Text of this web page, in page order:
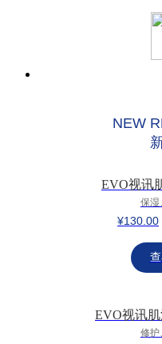
NEW
EVO视讯
保湿
¥130.00
EVO视讯
修护